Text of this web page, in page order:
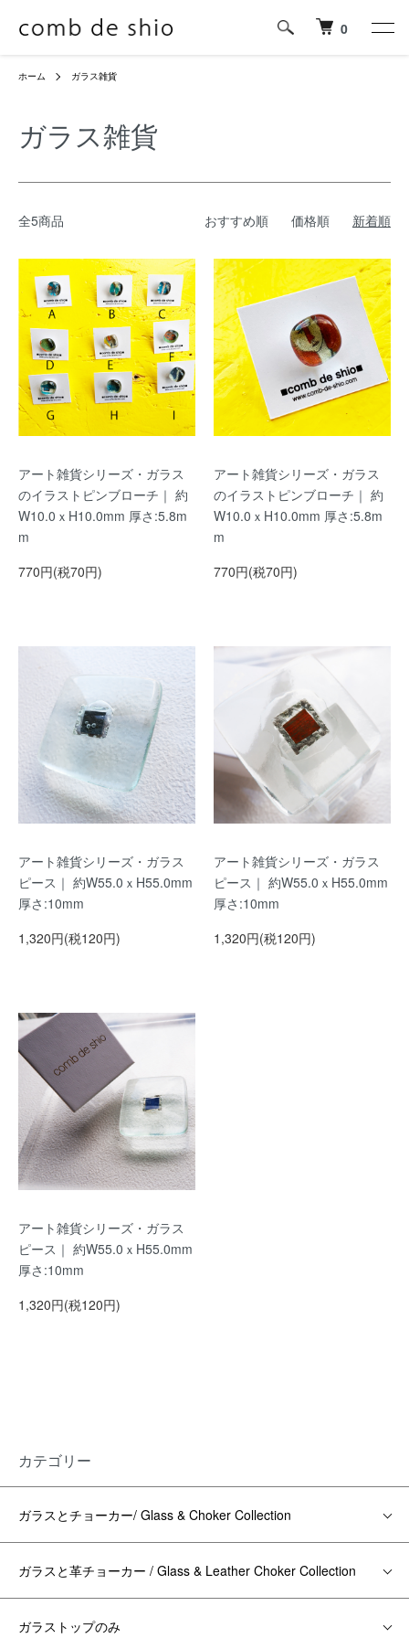
0
ホーム ガラス雑貨
ガラス雑貨
全5商品 おすすめ順 価格順 新着順
アート雑貨シリーズ・ガラス
のイラストピンブローチ｜ 約
W10.0ｘH10.0mm 厚さ:5.8m
m
770円(税70円)
アート雑貨シリーズ・ガラス
のイラストピンブローチ｜ 約
W10.0ｘH10.0mm 厚さ:5.8m
m
770円(税70円)
アート雑貨シリーズ・ガラス
ピース｜ 約W55.0ｘH55.0mm
厚さ:10mm
1,320円(税120円)
アート雑貨シリーズ・ガラス
ピース｜ 約W55.0ｘH55.0mm
厚さ:10mm
1,320円(税120円)
アート雑貨シリーズ・ガラス
ピース｜ 約W55.0ｘH55.0mm
厚さ:10mm
1,320円(税120円)
カテゴリー
ガラスとチョーカー/ Glass & Choker Collection
ガラスと革チョーカー / Glass & Leather Choker Collection
ガラストップのみ